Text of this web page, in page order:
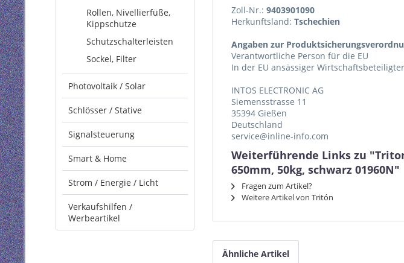
Rollen, Nivellierfüße,
Kippschutze
Schutzschalterleisten
Sockel, Filter
Photovoltaik / Solar
Schlösser / Stative
Signalsteuerung
Smart & Home
Strom / Energie / Licht
Verkaufshilfen /
Werbeartikel
Zoll-Nr.: 9403901090
Herkunftsland: Tschechien
Angaben zur
Verantwortliche Person für die EU
In der EU ansässiger
INTOS ELECTRONIC AG
Siemensstrasse 11
35394 Gießen
Deutschland
service@inline-info.com
Weiterführende Links zu
650mm, 50kg, schwarz 01960N"
Fragen zum Artikel?
Weitere Artikel von Tritón
Ähnliche Artikel